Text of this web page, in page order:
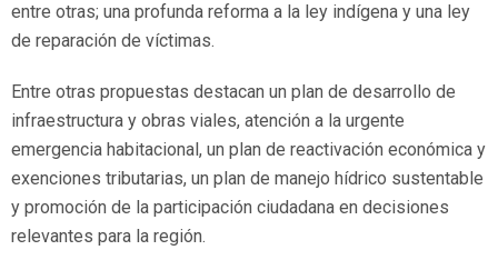
entre otras; una profunda reforma a la ley indígena y una ley
de reparación de víctimas.
Entre otras propuestas destacan un plan de desarrollo de
infraestructura y obras viales, atención a la urgente
emergencia habitacional, un plan de reactivación económica y
exenciones tributarias, un plan de manejo hídrico sustentable
y promoción de la participación ciudadana en decisiones
relevantes para la región.